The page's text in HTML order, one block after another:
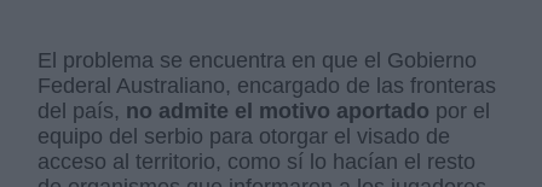
El problema se encuentra en que el Gobierno
Federal Australiano, encargado de las fronteras
del país, no admite el motivo aportado por el
equipo del serbio para otorgar el visado de
acceso al territorio, como sí lo hacían el resto